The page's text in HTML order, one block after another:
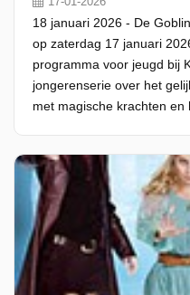
18 januari 2026 - De
op zaterdag 17 januari
programma voor jeugd bij
jongerenserie over het
met magische krachten en